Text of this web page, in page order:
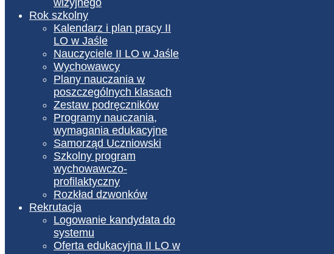
wizyjnego
Rok szkolny
Kalendarz i plan pracy II
LO w Jaśle
Nauczyciele II LO w Jaśle
Wychowawcy
Plany nauczania w
poszczególnych klasach
Zestaw podręczników
Programy nauczania,
wymagania edukacyjne
Samorząd Uczniowski
Szkolny program
wychowawczo-
profilaktyczny
Rozkład dzwonków
Rekrutacja
Logowanie kandydata do
systemu
Oferta edukacyjna II LO w